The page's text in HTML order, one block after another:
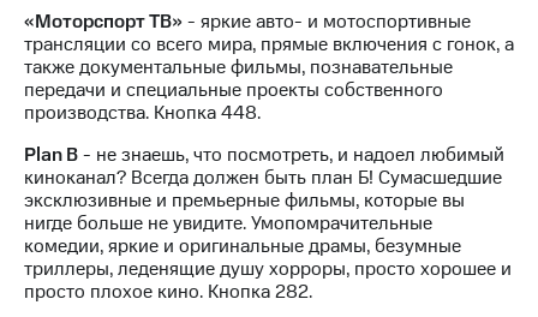
Гудок
Мой
МТС
Все
приложения
Финансы
Инвестиции
Получайте
доход
онлайн
Накопления
Откладывайте
деньги
и получайте
Акции
Условия
пополнения
Скидка
30%
«Моторспорт ТВ»- яркие авто- и мотоспортивные
трансляции со всего мира, прямые включения с гонок, а
также документальные фильмы, познавательные
передачи и специальные проекты собственного
производства. Кнопка 448.
Plan B- не знаешь, что посмотреть, и надоел любимый
киноканал? Всегда должен быть план Б! Сумасшедшие
эксклюзивные и премьерные фильмы, которые вы
нигде больше не увидите. Умопомрачительные
комедии, яркие и оригинальные драмы, безумные
триллеры, леденящие душу хорроры, просто хорошее и
просто плохое кино. Кнопка 282.